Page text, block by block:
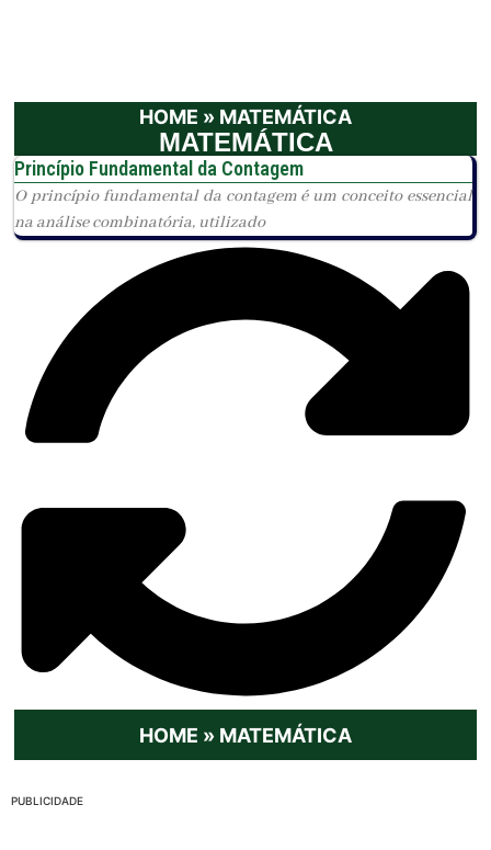
HOME » MATEMÁTICA
MATEMÁTICA
Princípio Fundamental da Contagem
O princípio fundamental da contagem é um conceito essencial
na análise combinatória, utilizado
HOME » MATEMÁTICA
PUBLICIDADE